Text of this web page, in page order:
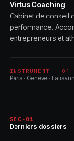
Virtus Coaching
Cabinet de conseil
performance.
entrepreneurs et
INSTRUMENT · 04
Paris · Genève ·
SEC-01
Derniers dossiers